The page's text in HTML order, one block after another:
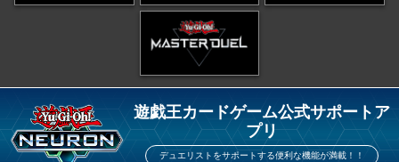
遊戯王カードゲーム公式サポートア
プリ
デュエリストをサポートする便利な機能が満載！！